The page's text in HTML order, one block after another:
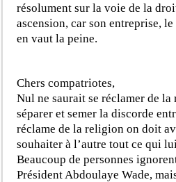
résolument sur la voie de la
ascension, car son entreprise,
en vaut la peine.
Chers compatriotes,
Nul ne saurait se réclamer de
séparer et semer la discorde
réclame de la religion on doit
souhaiter à l’autre tout ce qui
Beaucoup de personnes
Président Abdoulaye Wade,